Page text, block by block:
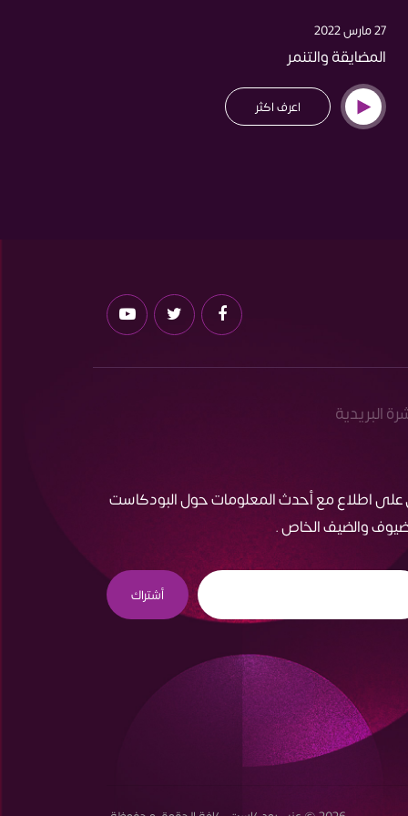
27 مارس 2022
المضايقة والتنمر
اعرف اكثر
البريدية
على اطلاع مع أحدث المعلومات حول البودكاست
والضيف الخاص .
أشتراك